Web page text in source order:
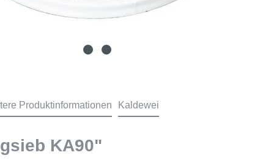
Produktinformationen Kaldewei
KA90"